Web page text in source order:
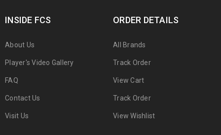
INSIDE FCS
About Us
Player's Video Gallery
FAQ
Contact Us
Visit Us
ORDER DETAILS
All Brands
Track Order
View Cart
Track Order
View Wishlist